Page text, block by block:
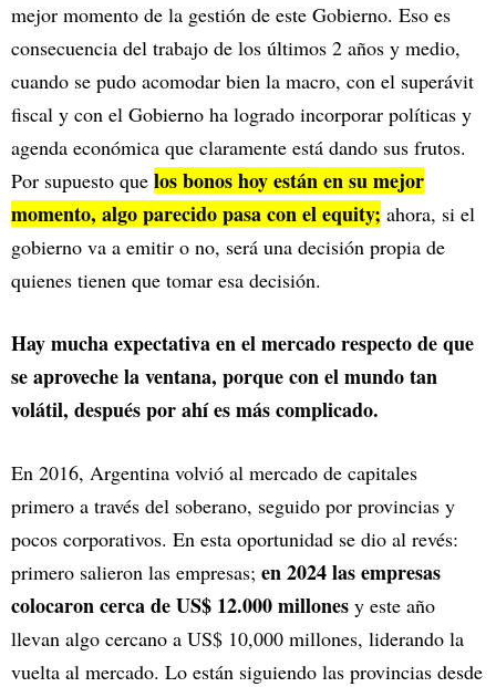
mejor momento de la gestión de este Gobierno. Eso es
consecuencia del trabajo de los últimos 2 años y medio,
cuando se pudo acomodar bien la macro, con el superávit
fiscal y con el Gobierno ha logrado incorporar políticas y
agenda económica que claramente está dando sus frutos.
Por supuesto que los bonos hoy están en su mejor
momento, algo parecido pasa con el equity; ahora, si el
gobierno va a emitir o no, será una decisión propia de
quienes tienen que tomar esa decisión.
Hay mucha expectativa en el mercado respecto de que
se aproveche la ventana, porque con el mundo tan
volátil, después por ahí es más complicado.
En 2016, Argentina volvió al mercado de capitales
primero a través del soberano, seguido por provincias y
pocos corporativos. En esta oportunidad se dio al revés:
primero salieron las empresas; en 2024 las empresas
colocaron cerca de US$ 12.000 millones y este año
llevan algo cercano a US$ 10,000 millones, liderando la
vuelta al mercado. Lo están siguiendo las provincias desde